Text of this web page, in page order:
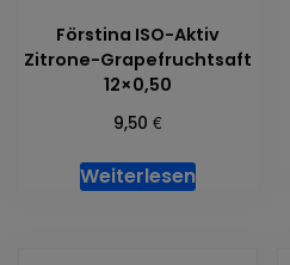
Förstina ISO-Aktiv
Zitrone-Grapefruchtsaft
12×0,50
9,50 €
Weiterlesen